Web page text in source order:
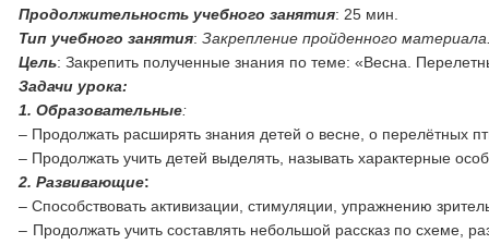
Продолжительность учебного занятия: 25 мин.
Тип учебного занятия:Закрепление пройденного
Цель: Закрепить полученные знания по теме: «Весна.
Задачи урока:
1. Образовательные:
– Продолжать расширять знания детей о весне, о перелётных
– Продолжать учить детей выделять, называть характерные
2. Развивающие:
– Способствовать активизации, стимуляции, упражнению
– Продолжать учить составлять небольшой рассказ по схеме,